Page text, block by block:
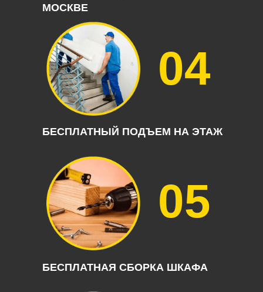
МОСКВЕ
БЕСПЛАТНЫЙ ПОДЪЕМ НА ЭТАЖ
04
БЕСПЛАТНАЯ СБОРКА ШКАФА
05